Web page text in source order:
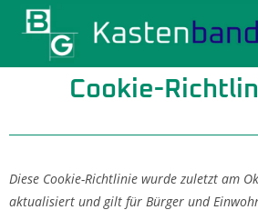
Cookie-
Diese Cookie-Richtlinie wurde zuletzt am
aktualisiert und gilt für Bürger und